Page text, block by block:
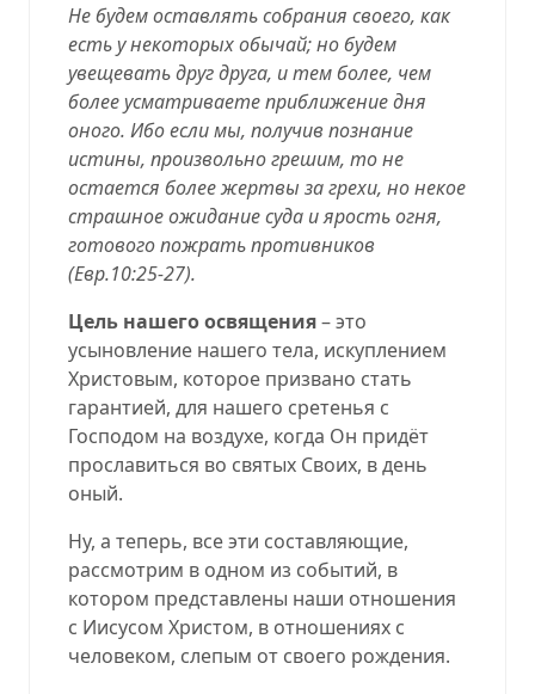
Не будем оставлять собрания своего, как
есть у некоторых обычай; но будем
увещевать друг друга, и тем более, чем
более усматриваете приближение дня
оного. Ибо если мы, получив познание
истины, произвольно грешим, то не
остается более жертвы за грехи, но некое
страшное ожидание суда и ярость огня,
готового пожрать противников
(Евр.10:25-27).
Цель нашего освящения– это
усыновление нашего тела, искуплением
Христовым, которое призвано стать
гарантией, для нашего сретенья с
Господом на воздухе, когда Он придёт
прославиться во святых Своих, в день
оный.
Ну, а теперь, все эти составляющие,
рассмотрим в одном из событий, в
котором представлены наши отношения
с Иисусом Христом, в отношениях с
человеком, слепым от своего рождения.